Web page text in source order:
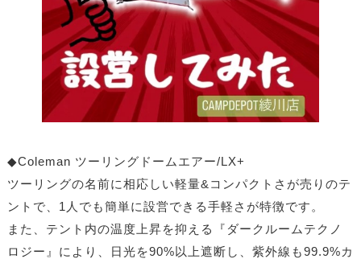
◆Coleman ツーリングドームエアー/LX+
ツーリングの名前に相応しい軽量&コンパクトさが売りのテ
ントで、1人でも簡単に設営できる手軽さが特徴です。
また、テント内の温度上昇を抑える『ダークルームテクノ
ロジー』により、日光を90%以上遮断し、紫外線も99.9%カ